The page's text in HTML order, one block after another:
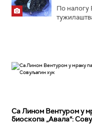
По налогу
Са Лином Вентуром у
биоскопа „Авала“: